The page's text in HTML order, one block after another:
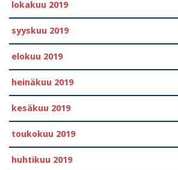
lokakuu 2019
syyskuu 2019
elokuu 2019
heinäkuu 2019
kesäkuu 2019
toukokuu 2019
huhtikuu 2019